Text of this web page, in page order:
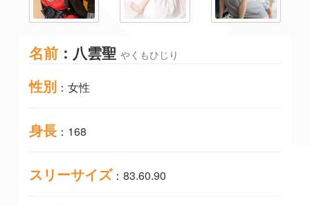
名前 ：八雲聖 やくもひじり
性別 ：女性
身長 ：168
スリーサイズ：83.60.90